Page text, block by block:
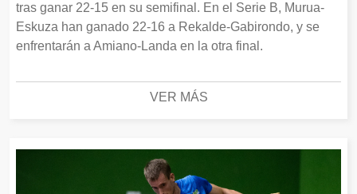
tras ganar 22-15 en su semifinal. En el Serie B, Murua-
Eskuza han ganado 22-16 a Rekalde-Gabirondo, y se
enfrentarán a Amiano-Landa en la otra final.
VER MÁS